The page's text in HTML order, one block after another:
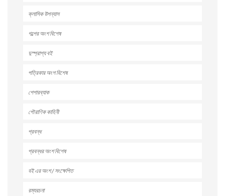
ক্লাসিক উপন্যাস
গল্পের অংশ বিশেষ
দুস্প্রাপ্য বই
পত্রিকার অংশ বিশেষ
পেপারব্যাক
পৌরাণিক কাহিনী
প্রবন্ধ
প্রবন্ধর অংশ বিশেষ
বই এর অংশ / সংক্ষেপিত
রম্যরচনা